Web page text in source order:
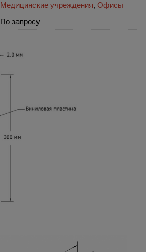
Медицинские учреждения, Офисы
По запросу